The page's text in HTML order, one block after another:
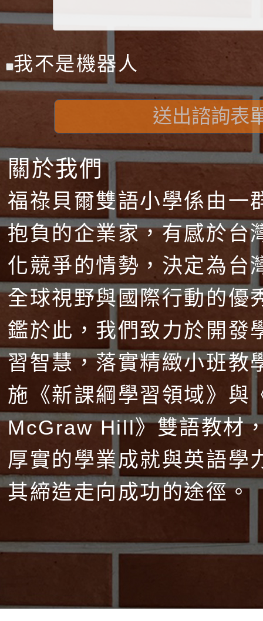
我不是機器人
送出諮詢表
關於我們
福祿貝爾雙語小學係由一
抱負的企業家，有感於台
化競爭的情勢，決定為台
全球視野與國際行動的優
鑑於此，我們致力於開發
習智慧，落實精緻小班教
施《新課綱學習領域》與
McGraw Hill》雙語教材
厚實的學業成就與英語學
其締造走向成功的途徑。